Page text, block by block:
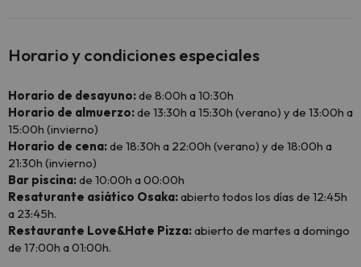
Horario y condiciones especiales
Horario de desayuno:de 8:00h a 10:30h
Horario de almuerzo:de 13:30h a 15:30h (verano) y de 13:00h a
15:00h (invierno)
Horario de cena:de 18:30h a 22:00h (verano) y de 18:00h a
21:30h (invierno)
Bar piscina:de 10:00h a 00:00h
Resaturante asiático Osaka:abierto todos los días de 12:45h
a 23:45h.
Restaurante Love&Hate Pizza:abierto de martes a domingo
de 17:00h a 01:00h.